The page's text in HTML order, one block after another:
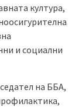
култура,
и социални
на ББА,